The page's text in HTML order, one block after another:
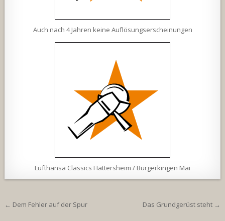
Auch nach 4 Jahren keine Auflösungserscheinungen
Lufthansa Classics Hattersheim / Burgerkingen Mai
Beitragsnavigation
← Dem Fehler auf der Spur Das Grundgerüst steht →